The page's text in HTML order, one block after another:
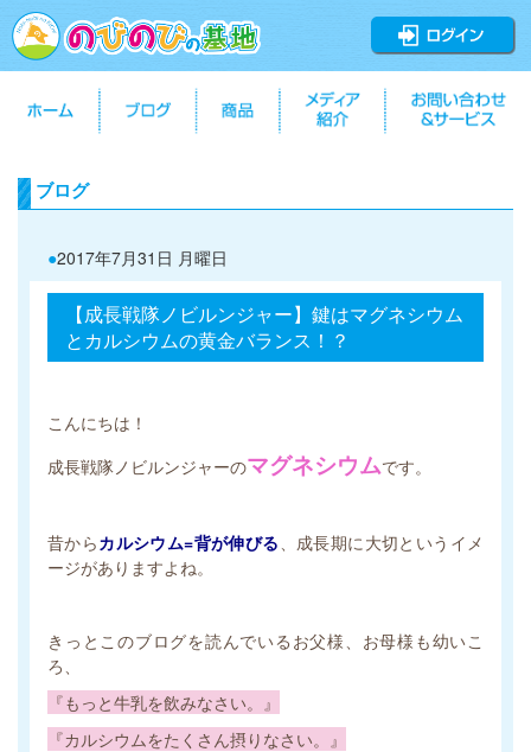
ブログ
●2017年7月31日 月曜日
【成長戦隊ノビルンジャー】鍵はマグネシウム
とカルシウムの黄金バランス！？
こんにちは！
成長戦隊ノビルンジャーのマグネシウムです。
昔からカルシウム=背が伸びる 、成長期に大切というイメ
ージがありますよね。
きっとこのブログを読んでいるお父様、お母様も幼いこ
ろ、
『もっと牛乳を飲みなさい。』
『カルシウムをたくさん摂りなさい。』